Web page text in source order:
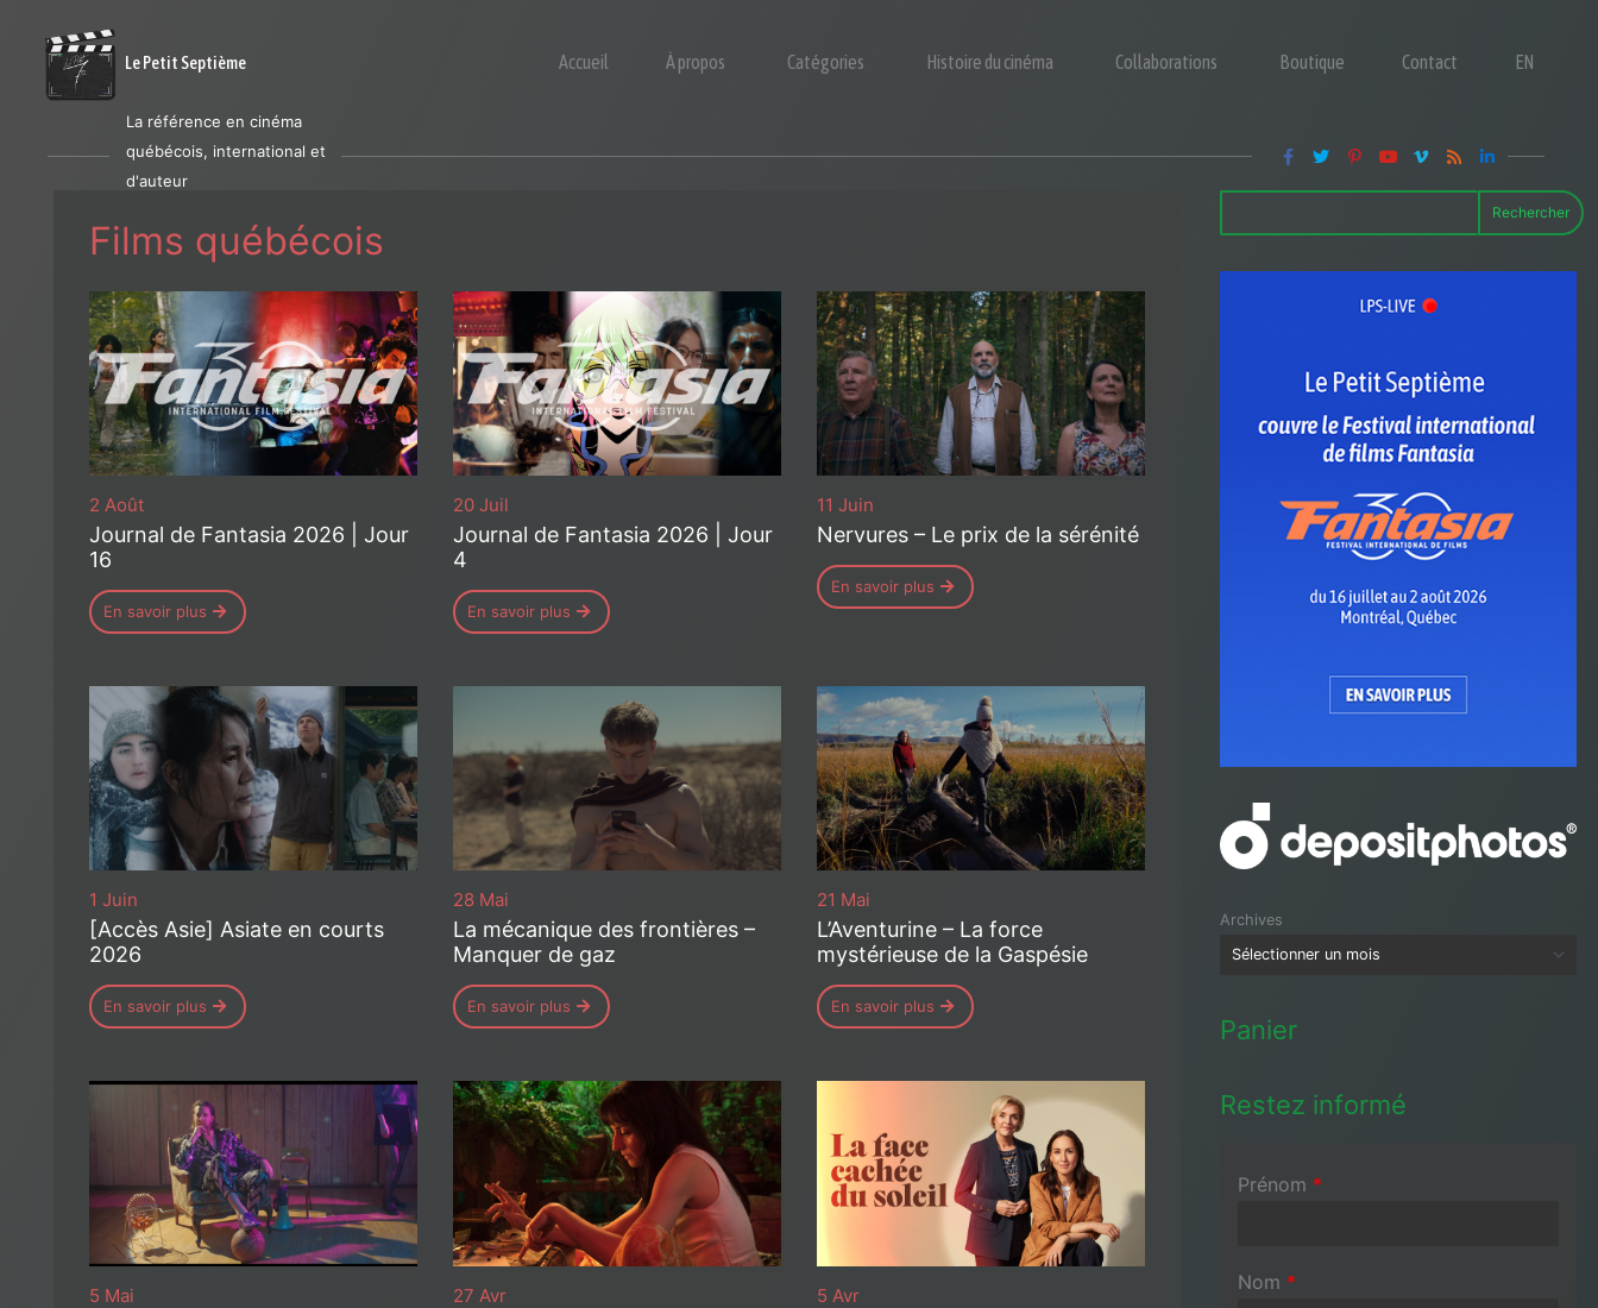
Le Petit Septième Accueil À propos Catégories Histoire du cinéma Collaborations Boutique Contact EN
La référence en cinéma
québécois, international et
d'auteur
Films québécois
2 Août
Journal de Fantasia 2026 | Jour
16
En savoir plus
20 Juil
Journal de Fantasia 2026 | Jour
4
En savoir plus
11 Juin
Nervures – Le prix de la sérénité
En savoir plus
1 Juin
[Accès Asie] Asiate en courts
2026
En savoir plus
28 Mai
La mécanique des frontières –
Manquer de gaz
En savoir plus
21 Mai
L’Aventurine – La force
mystérieuse de la Gaspésie
En savoir plus
5 Mai 27 Avr 5 Avr
Rechercher
Archives
Panier
Restez informé
Prénom *
Nom *